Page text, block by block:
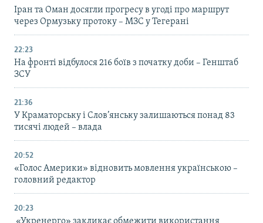
Іран та Оман досягли прогресу в угоді про маршрут
через Ормузьку протоку – МЗС у Тегерані
22:23
На фронті відбулося 216 боїв з початку доби – Генштаб
ЗСУ
21:36
У Краматорську і Слов’янську залишаються понад 83
тисячі людей – влада
20:52
«Голос Америки» відновить мовлення українською –
головний редактор
20:23